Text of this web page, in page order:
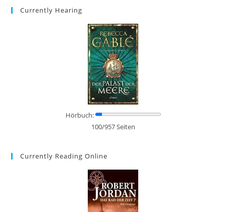
Currently Hearing
Hörbuch:
100/957 Seiten
Currently Reading Online